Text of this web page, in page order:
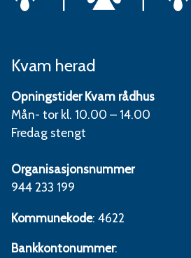
Kvam herad
Opningstider Kvam rådhus
Mån- tor kl. 10.00 – 14.00
Fredag stengt
Organisasjonsnummer
944 233 199
Kommunekode: 4622
Bankkontonummer: